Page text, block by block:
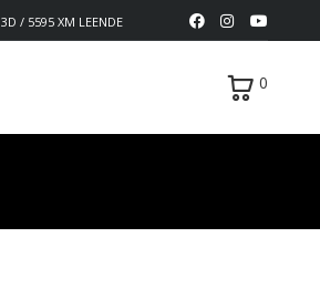
/ 5595 XM LEENDE
0